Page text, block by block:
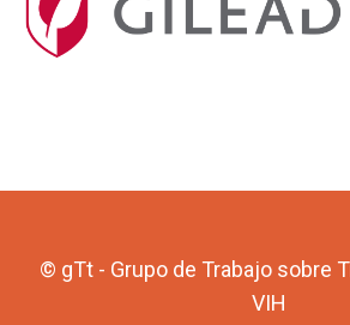
© gTt - Grupo de Trabajo sobre
VIH